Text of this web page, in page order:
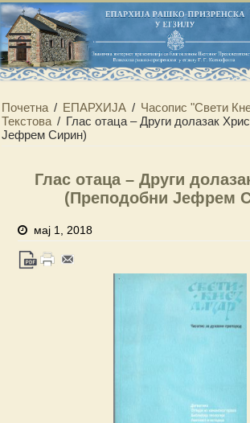
Почетна / ЕПАРХИЈА / Часопис "Свети
Текстова / Глас отаца – Други долазак
Јефрем Сирин)
Глас отаца – Други
(Преподобни Јефрем
мај 1, 2018